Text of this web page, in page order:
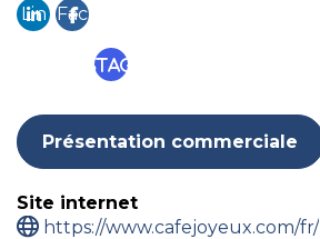
Lin Fac
Instagram
Présentation commerciale
Site internet
https://www.cafejoyeux.com/fr/